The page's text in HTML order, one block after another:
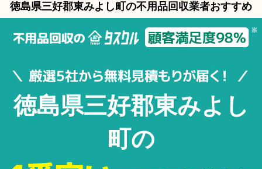
徳島県三好郡東みよし町の不用品回収業者おすすめ
徳島県三好郡東みよし
町の